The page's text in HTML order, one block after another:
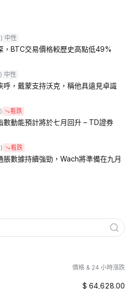
中性
，BTC交易價格較歷史高點低49%
中性
呼，戴蒙支持沃克，稱他具遠見卓識
看跌
數動能預計將於七月回升 – TD證券
看跌
脹數據持續強勁，Wach將準備在九月
價格 & 24 小時漲跌
$ 64,628.00